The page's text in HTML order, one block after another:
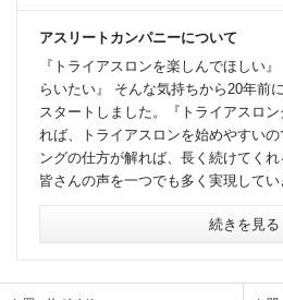
アスリートカンパニーについて
『トライアスロンを楽しんでほしい
らいたい』 そんな気持ちから20年前
スタートしました。『トライアスロ
れば、トライアスロンを始めやすい
ングの仕方が解れば、長く続けてく
皆さんの声を一つでも多く実現してい
続きを見る